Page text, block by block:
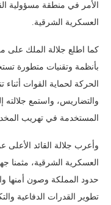
الأمر في منطقة مسؤولية
العسكرية الشرقية.
كما اطلع جلالة الملك
بأنظمة وتقنيات متطورة
الحركة لحماية القوات
والتضاريس، واستمع
المستخدمة في تهريب
وأعرب جلالة القائد الأعلى
العسكرية الشرقية، مثمنا
حدود المملكة وصون أمنها
تطوير القدرات الدفاعية